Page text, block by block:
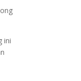
ini